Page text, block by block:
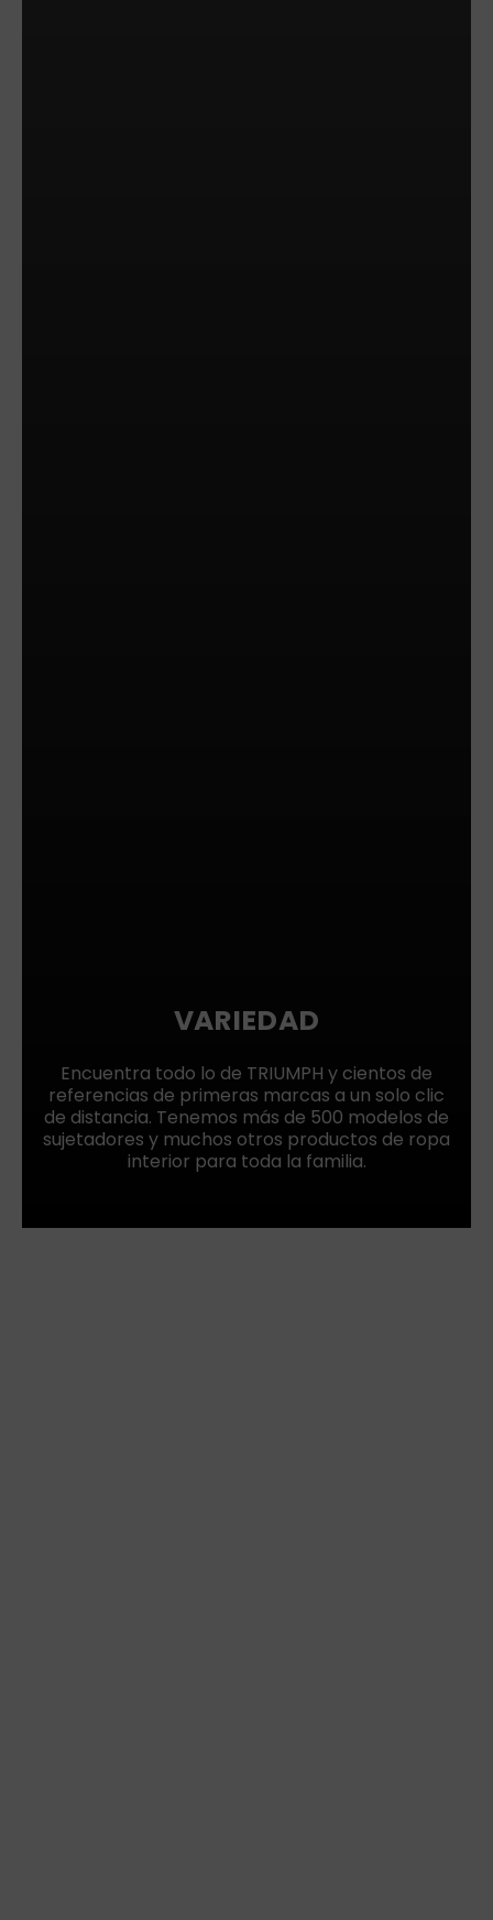
VARIEDAD
Encuentra todo lo de TRIUMPH y cientos de
referencias de primeras marcas a un solo clic
de distancia. Tenemos más de 500 modelos de
sujetadores y muchos otros productos de ropa
interior para toda la familia.